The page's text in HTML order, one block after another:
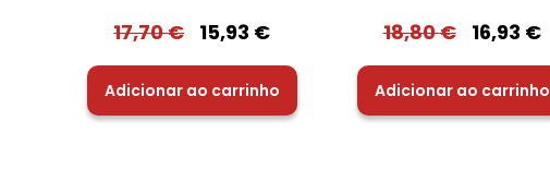
17,70€ 15,93 €
Adicionar ao carrinho
18,80€ 16,93 €
Adicionar ao carrinho